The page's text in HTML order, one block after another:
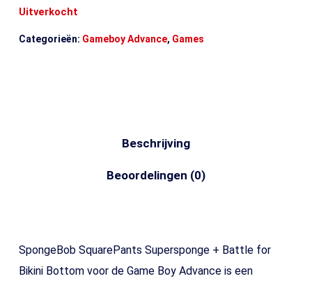
Uitverkocht
Categorieën: Gameboy Advance, Games
Beschrijving
Beoordelingen (0)
SpongeBob SquarePants Supersponge + Battle for
Bikini Bottom voor de Game Boy Advance is een